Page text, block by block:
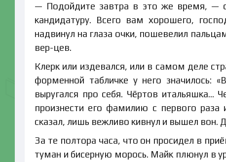
— Подойдите завтра в это же время, —
кандидатуру. Всего вам хорошего,
надвинул на глаза очки, пошевелил
вер-цев.
Клерк или издевался, или в самом деле
форменной табличке у него значилось:
выругался про себя. Чёртов итальяшка…
произнести его фамилию с первого раза
сказал, лишь вежливо кивнул и вышел вон.
За те полтора часа, что он просидел в
туман и бисерную морось. Майк плюнул в